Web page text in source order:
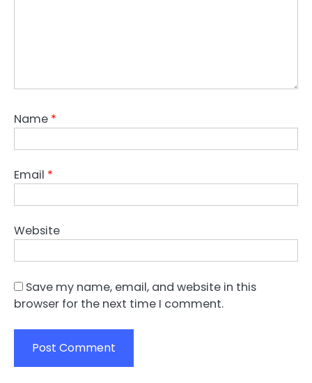
Name *
Email *
Website
Save my name, email, and website in this
browser for the next time I comment.